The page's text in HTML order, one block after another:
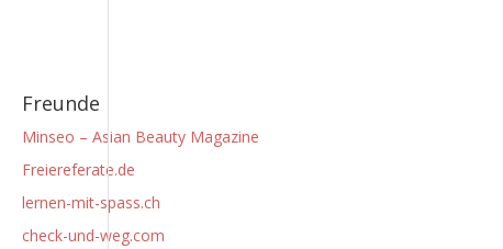
Freunde
Minseo – Asian Beauty Magazine
Freiereferate.de
lernen-mit-spass.ch
check-und-weg.com